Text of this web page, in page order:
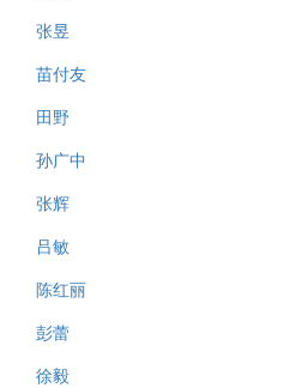
张昱
苗付友
田野
孙广中
张辉
吕敏
陈红丽
彭蕾
徐毅